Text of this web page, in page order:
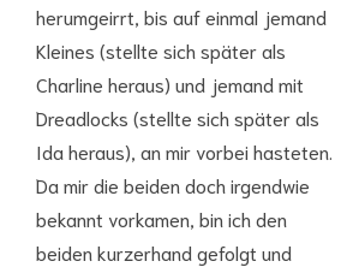
herumgeirrt, bis auf einmal jemand
Kleines (stellte sich später als
Charline heraus) und jemand mit
Dreadlocks (stellte sich später als
Ida heraus), an mir vorbei hasteten.
Da mir die beiden doch irgendwie
bekannt vorkamen, bin ich den
beiden kurzerhand gefolgt und